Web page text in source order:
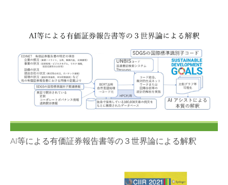
AI等による有価証券報告書等の３世界論による解釈